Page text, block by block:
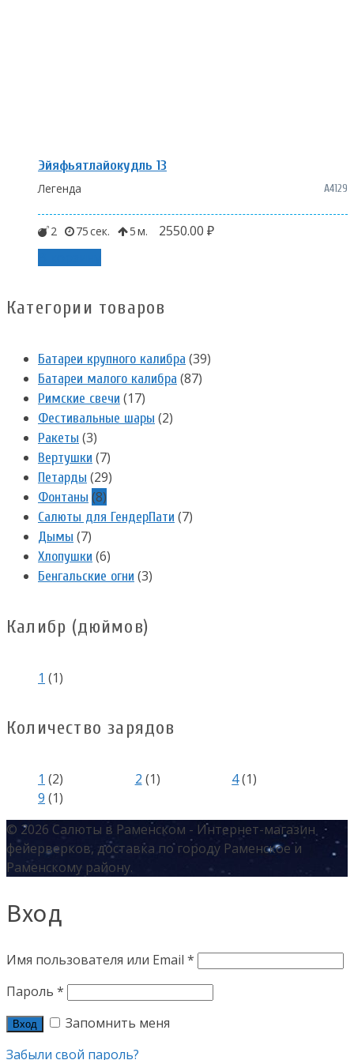
Эйяфьятлайокудль 13
A4129
Легенда
2 75 5 2550.00 ₽
Категории товаров
Батареи крупного калибра (39)
Батареи малого калибра (87)
Римские свечи (17)
Фестивальные шары (2)
Ракеты (3)
Вертушки (7)
Петарды (29)
Фонтаны (8)
Салюты для ГендерПати (7)
Дымы (7)
Хлопушки (6)
Бенгальские огни (3)
Калибр (дюймов)
1 (1)
Количество зарядов
1 (2) 2 (1) 4(1)
9 (1)
© 2026 Салюты в Раменском - Интернет-магазин
фейерверков, доставка по городу Раменское и
Раменскому району.
Вход
Имя пользователя или Email *
Пароль *
Вход
Запомнить меня
Забыли свой пароль?